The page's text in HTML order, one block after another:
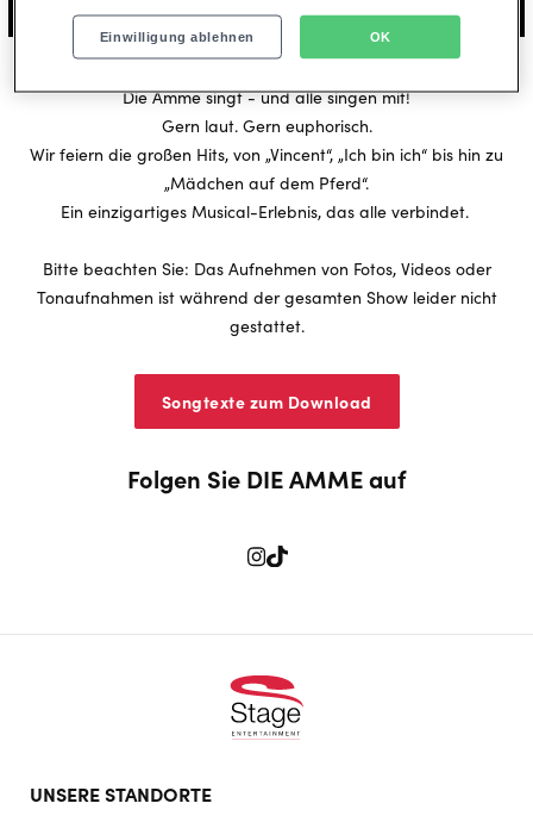
00:00
Mute
Die Amme singt - und alle singen mit!
Gern laut. Gern euphorisch.
Wir feiern die großen Hits, von „Vincent“, „Ich bin ich“ bis hin zu
„Mädchen auf dem Pferd“.
Ein einzigartiges Musical-Erlebnis, das alle verbindet.
Bitte beachten Sie: Das Aufnehmen von Fotos, Videos oder
Tonaufnahmen ist während der gesamten Show leider nicht
gestattet.
Songtexte zum Download
Folgen Sie DIE AMME auf
doormat
UNSERE STANDORTE
Einwilligung ablehnen OK